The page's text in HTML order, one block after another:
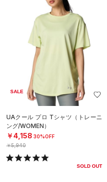
SALE
UAクール プロ Tシャツ（トレーニ
ング/WOMEN）
￥4,158 30%OFF
￥5,940
SOLD OUT